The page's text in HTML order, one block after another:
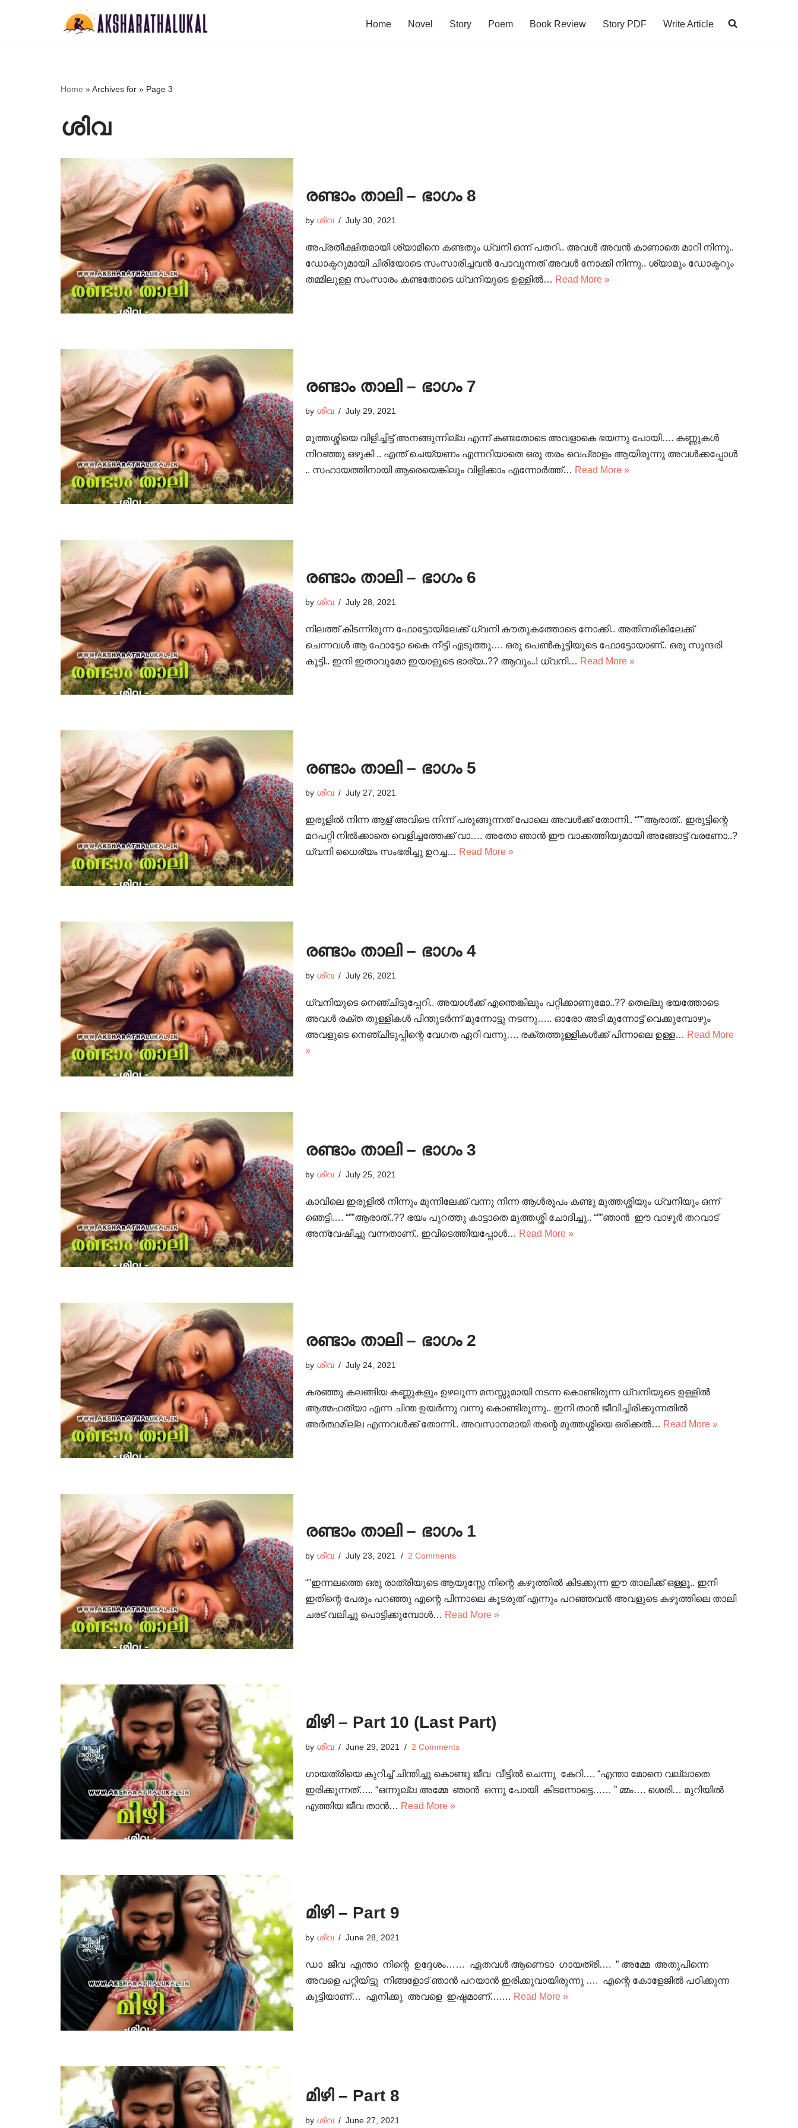
Home Novel Story Poem Book Review Story PDF Write Article
Home »Archives for » Page 3
ശിവ
രണ്ടാം താലി – ഭാഗം 8
by ശിവ July 30, 2021
അപ്രതീക്ഷിതമായി ശ്യാമിനെ കണ്ടതും ധ്വനി ഒന്ന് പതറി.. അവൾ അവൻ കാണാതെ മാറി നിന്നു..
ഡോക്ടറുമായി ചിരിയോടെ സംസാരിച്ചവൻ പോവുന്നത് അവൾ നോക്കി നിന്നു.. ശ്യാമും ഡോക്ടറും
തമ്മിലുള്ള സംസാരം കണ്ടതോടെ ധ്വനിയുടെ ഉള്ളിൽ… Read More »
രണ്ടാം താലി – ഭാഗം 7
by ശിവ July 29, 2021
മുത്തശ്ശിയെ വിളിച്ചിട്ട് അനങ്ങുന്നില്ല എന്ന് കണ്ടതോടെ അവളാകെ ഭയന്നു പോയി…. കണ്ണുകൾ
നിറഞ്ഞു ഒഴുകി .. എന്ത് ചെയ്യണം എന്നറിയാതെ ഒരു തരം വെപ്രാളം ആയിരുന്നു അവൾക്കപ്പോൾ
.. സഹായത്തിനായി ആരെയെങ്കിലും വിളിക്കാം എന്നോർത്ത്… Read More »
രണ്ടാം താലി – ഭാഗം 6
by ശിവ July 28, 2021
നിലത്ത് കിടന്നിരുന്ന ഫോട്ടോയിലേക്ക് ധ്വനി കൗതുകത്തോടെ നോക്കി.. അതിനരികിലേക്ക്
ചെന്നവൾ ആ ഫോട്ടോ കൈ നീട്ടി എടുത്തു…. ഒരു പെൺകുട്ടിയുടെ ഫോട്ടോയാണ്.. ഒരു സുന്ദരി
കുട്ടി.. ഇനി ഇതാവുമോ ഇയാളുടെ ഭാര്യ..?? ആവും..! ധ്വനി… Read More »
രണ്ടാം താലി – ഭാഗം 5
by ശിവ July 27, 2021
ഇരുളിൽ നിന്ന ആള് അവിടെ നിന്ന് പരുങ്ങുന്നത് പോലെ അവൾക്ക് തോന്നി.. “””ആരാത്.. ഇരുട്ടിന്റെ
മറപറ്റി നിൽക്കാതെ വെളിച്ചത്തേക്ക് വാ…. അതോ ഞാൻ ഈ വാക്കത്തിയുമായി അങ്ങോട്ട് വരണോ..?
ധ്വനി ധൈര്യം സംഭരിച്ചു ഉറച്ച… Read More »
രണ്ടാം താലി – ഭാഗം 4
by ശിവ July 26, 2021
ധ്വനിയുടെ നെഞ്ചിടുപ്പേറി.. അയാൾക്ക് എന്തെങ്കിലും പറ്റിക്കാണുമോ..?? തെല്ലു ഭയത്തോടെ
അവൾ രക്ത തുള്ളികൾ പിന്തുടർന്ന് മുന്നോട്ടു നടന്നു….. ഓരോ അടി മുന്നോട്ട് വെക്കുമ്പോഴും
അവളുടെ നെഞ്ചിടുപ്പിന്റെ വേഗത ഏറി വന്നു…. രക്തത്തുള്ളികൾക്ക് പിന്നാലെ ഉള്ള… Read More
»
രണ്ടാം താലി – ഭാഗം 3
by ശിവ July 25, 2021
കാവിലെ ഇരുളിൽ നിന്നും മുന്നിലേക്ക് വന്നു നിന്ന ആൾരൂപം കണ്ടു മുത്തശ്ശിയും ധ്വനിയും ഒന്ന്
ഞെട്ടി…. “””ആരാത്..?? ഭയം പുറത്തു കാട്ടാതെ മുത്തശ്ശി ചോദിച്ചു.. “””ഞാൻ ഈ വാഴൂർ തറവാട്
അന്വേഷിച്ചു വന്നതാണ്.. ഇവിടെത്തിയപ്പോൾ… Read More »
രണ്ടാം താലി – ഭാഗം 2
by ശിവ July 24, 2021
കരഞ്ഞു കലങ്ങിയ കണ്ണുകളും ഉഴലുന്ന മനസ്സുമായി നടന്ന കൊണ്ടിരുന്ന ധ്വനിയുടെ ഉള്ളിൽ
ആത്മഹത്യാ എന്ന ചിന്ത ഉയർന്നു വന്നു കൊണ്ടിരുന്നു.. ഇനി താൻ ജീവിച്ചിരിക്കുന്നതിൽ
അർത്ഥമില്ല എന്നവൾക്ക് തോന്നി.. അവസാനമായി തന്റെ മുത്തശ്ശിയെ ഒരിക്കൽ… Read More »
രണ്ടാം താലി – ഭാഗം 1
by ശിവ July 23, 2021 2 Comments
“”ഇന്നലത്തെ ഒരു രാത്രിയുടെ ആയുസ്സേ നിന്റെ കഴുത്തിൽ കിടക്കുന്ന ഈ താലിക്ക് ഒള്ളൂ.. ഇനി
ഇതിന്റെ പേരും പറഞ്ഞു എന്റെ പിന്നാലെ കൂടരുത് എന്നും പറഞ്ഞവൻ അവളുടെ കഴുത്തിലെ താലി
ചരട് വലിച്ചു പൊട്ടിക്കുമ്പോൾ… Read More »
മിഴി – Part 10 (Last Part)
by ശിവ June 29, 2021 2 Comments
ഗായത്രിയെ കുറിച്ച് ചിന്തിച്ചു കൊണ്ടു ജീവ വീട്ടിൽ ചെന്നു കേറി…. “എന്താ മോനെ വല്ലാതെ
ഇരിക്കുന്നത്….. “ഒന്നുല്ല അമ്മേ ഞാൻ ഒന്നു പോയി കിടന്നോട്ടെ…… ” മ്മം…. ശെരി… മുറിയിൽ
എത്തിയ ജീവ താൻ… Read More »
മിഴി – Part 9
by ശിവ June 28, 2021
ഡാ ജീവ എന്താ നിന്റെ ഉദ്ദേശം…… ഏതവൾ ആണെടാ ഗായത്രി…. ” അമ്മേ അതുപിന്നെ
അവളെ പറ്റിയിട്ടു നിങ്ങളോട് ഞാൻ പറയാൻ ഇരിക്കുവായിരുന്നു …. എന്റെ കോളേജിൽ പഠിക്കുന്ന
കുട്ടിയാണ്… എനിക്കു അവളെ ഇഷ്ടമാണ്….… Read More »
മിഴി – Part 8
by ശിവ June 27, 2021